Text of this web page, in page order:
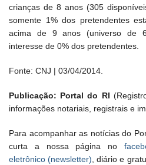
crianças de 8 anos (305
somente 1% dos pretendentes
acima de 9 anos (universo de
interesse de 0% dos pretendentes.
Fonte: CNJ | 03/04/2014.
Publicação: Portal do RI
informações notariais, registrais e
Para acompanhar as notícias do
curta a nossa página no
eletrônico (newsletter) , diário e